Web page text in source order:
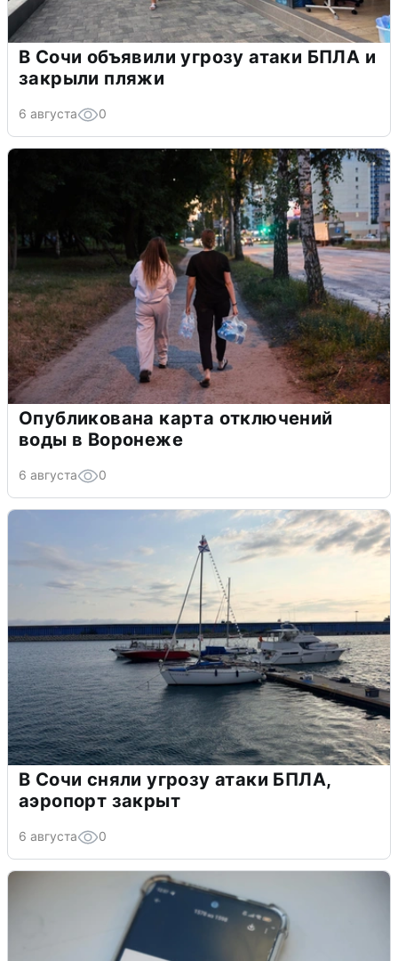
В Сочи объявили угрозу атаки БПЛА и
закрыли пляжи
6 августа 0
Опубликована карта отключений
воды в Воронеже
6 августа 0
В Сочи сняли угрозу атаки БПЛА,
аэропорт закрыт
6 августа 0